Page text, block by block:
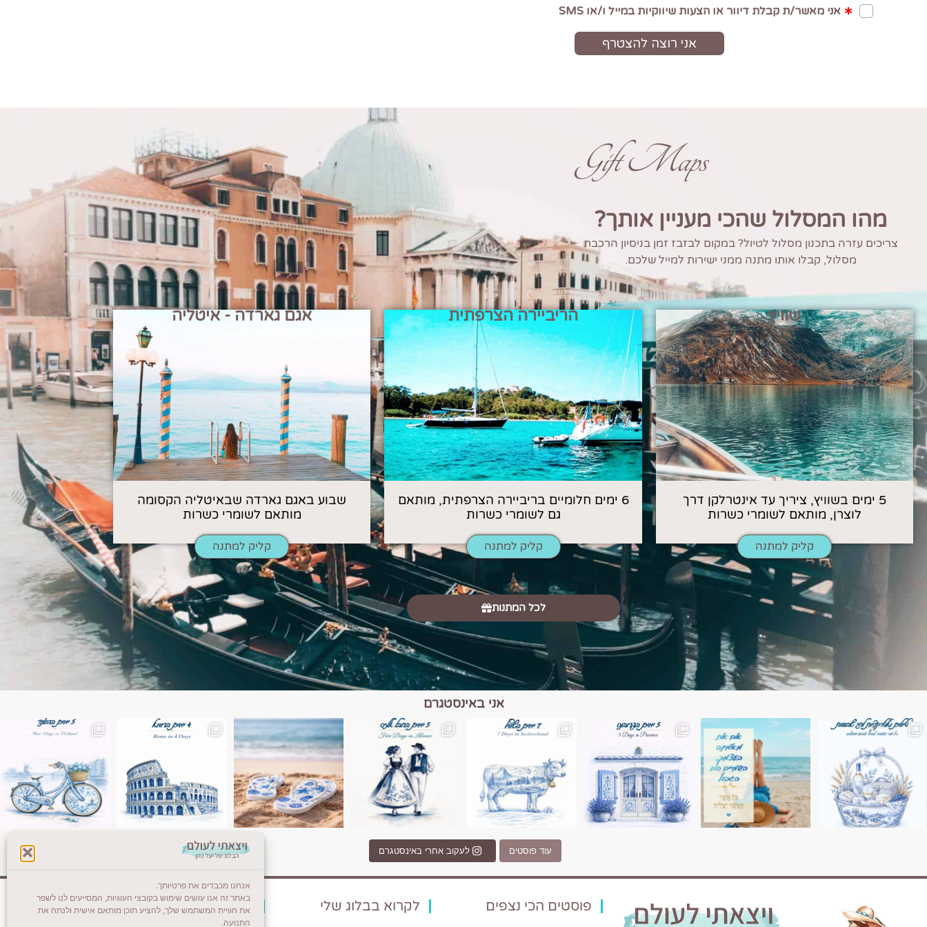
אנחנו מכבדים את פרטיותך.
באתר זה אנו עושים שימוש בקובצי העוגיות, המסייעים לנו לשפר
את חוויית המשתמש שלך, להציע תוכן מותאם אישית ולנתח את
התנועה.
Gift Maps
מהו המסלול שהכי מעניין אותך?
צריכים עזרה בתכנון מסלול לטיול? במקום לבזבז זמן בניסיון הרכבת
מסלול, קבלו אותו מתנה ממני ישירות למייל שלכם.
שוויץ
5 ימים בשוויץ, ציריך עד אינטרלקן דרך
לוצרן, מותאם לשומרי כשרות
קליק למתנה
הריביירה הצרפתית
6 ימים חלומיים בריביירה הצרפתית, מותאם
גם לשומרי כשרות
קליק למתנה
אגם גארדה - איטליה
שבוע באגם גארדה שבאיטליה הקסומה
מותאם לשומרי כשרות
קליק למתנה
לכל המתנות
אני באינסטגרם
השמים הם הגבול 💙🩵 טיול בין כפרים, יין ונופים בחבל אלזס צרפת
יש רגע כזה בחופשה שבו הכל נהיה פשוט יותר. החול, הי
יש ערים בעולם שמרגישות כמו מסע בזמן. רומא היא אחתInstagram post 18087423191462101
עוד פוסטים לעקוב אחרי באינסטגרם
פוסטים הכי נצפים לקרוא בבלוג שלי צרו קשר (לא בשבת)